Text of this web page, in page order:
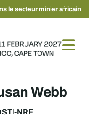
le secteur minier africain
Webb
NRF